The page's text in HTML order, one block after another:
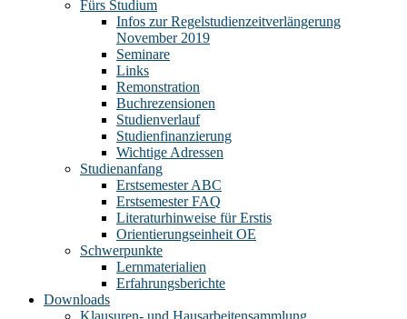
Fürs Studium
Infos zur Regelstudienzeitverlängerung
November 2019
Seminare
Links
Remonstration
Buchrezensionen
Studienverlauf
Studienfinanzierung
Wichtige Adressen
Studienanfang
Erstsemester ABC
Erstsemester FAQ
Literaturhinweise für Erstis
Orientierungseinheit OE
Schwerpunkte
Lernmaterialien
Erfahrungsberichte
Downloads
Klausuren- und Hausarbeitensammlung